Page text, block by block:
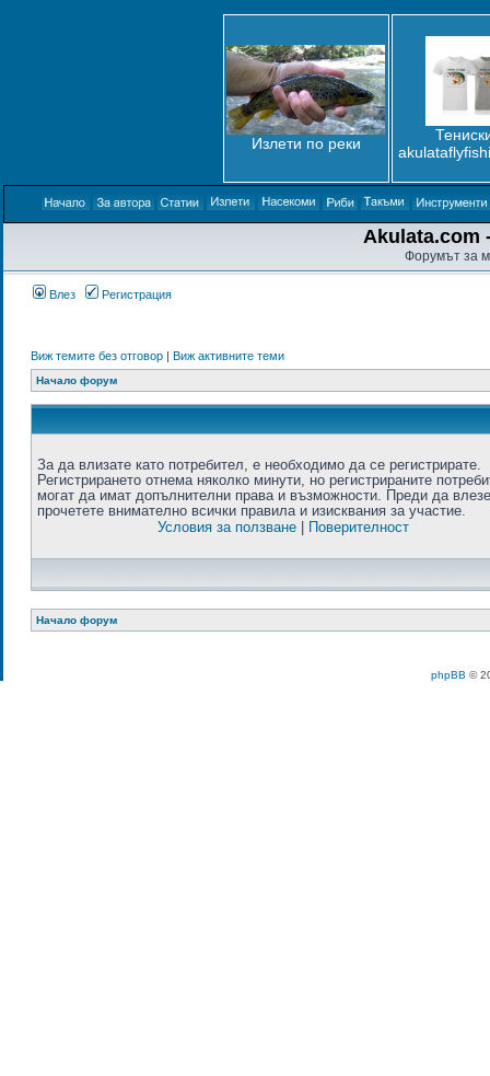
Излети по реки
Akulata.com
Форумът за
Влез Регистрация
Виж темите без отговор| Виж активните теми
Начало форум
За да влизате като потребител, е необходимо да се регистрирате.
Регистрирането отнема няколко минути, но регистрираните
могат да имат допълнителни права и възможности. Преди да
прочетете внимателно всички правила и изисквания за участие.
Условия за ползване
Поверителност
Начало форум
phpBB ©